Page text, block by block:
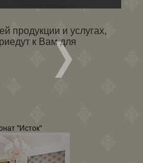
продукции и услугах,
к Вам для
"Исток"